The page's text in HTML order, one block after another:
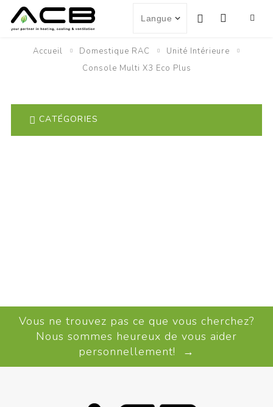
Accueil Domestique RAC
Unité Intérieure
Console Multi X3 Eco Plus
CATÉGORIES
Vous ne trouvez pas ce que vous cherchez?
Nous sommes heureux de vous aider
personnellement! →